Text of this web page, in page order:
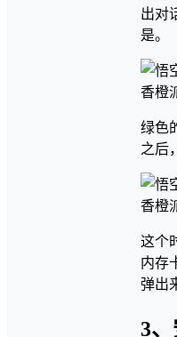
出对
是。
绿色
之后
这个
内存
弹出
3